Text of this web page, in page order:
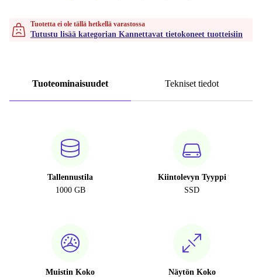
Tuotetta ei ole tällä hetkellä varastossa
Tutustu lisää kategorian Kannettavat tietokoneet tuotteisiin
Tuoteominaisuudet Tekniset tiedot
Tallennustila
1000 GB
Kiintolevyn Tyyppi
SSD
Muistin Koko
Näytön Koko